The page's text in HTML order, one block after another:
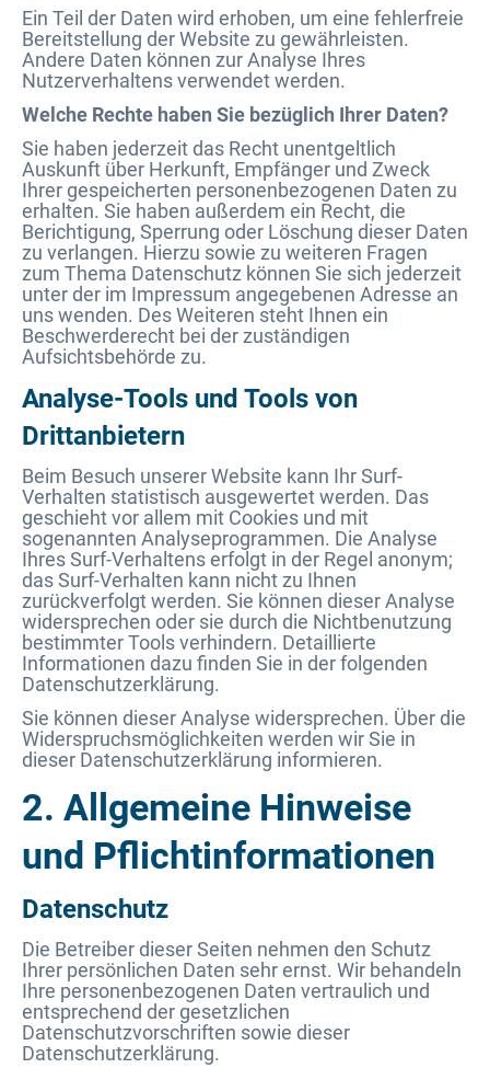
Ein Teil der Daten wird erhoben, um eine fehlerfreie
Bereitstellung der Website zu gewährleisten.
Andere Daten können zur Analyse Ihres
Nutzerverhaltens verwendet werden.
Welche Rechte haben Sie bezüglich Ihrer Daten?
Sie haben jederzeit das Recht unentgeltlich
Auskunft über Herkunft, Empfänger und Zweck
Ihrer gespeicherten personenbezogenen Daten zu
erhalten. Sie haben außerdem ein Recht, die
Berichtigung, Sperrung oder Löschung dieser Daten
zu verlangen. Hierzu sowie zu weiteren Fragen
zum Thema Datenschutz können Sie sich jederzeit
unter der im Impressum angegebenen Adresse an
uns wenden. Des Weiteren steht Ihnen ein
Beschwerderecht bei der zuständigen
Aufsichtsbehörde zu.
Analyse-Tools und Tools von
Drittanbietern
Beim Besuch unserer Website kann Ihr Surf-
Verhalten statistisch ausgewertet werden. Das
geschieht vor allem mit Cookies und mit
sogenannten Analyseprogrammen. Die Analyse
Ihres Surf-Verhaltens erfolgt in der Regel anonym;
das Surf-Verhalten kann nicht zu Ihnen
zurückverfolgt werden. Sie können dieser Analyse
widersprechen oder sie durch die Nichtbenutzung
bestimmter Tools verhindern. Detaillierte
Informationen dazu finden Sie in der folgenden
Datenschutzerklärung.
Sie können dieser Analyse widersprechen. Über die
Widerspruchsmöglichkeiten werden wir Sie in
dieser Datenschutzerklärung informieren.
2. Allgemeine Hinweise
und Pflichtinformationen
Datenschutz
Die Betreiber dieser Seiten nehmen den Schutz
Ihrer persönlichen Daten sehr ernst. Wir behandeln
Ihre personenbezogenen Daten vertraulich und
entsprechend der gesetzlichen
Datenschutzvorschriften sowie dieser
Datenschutzerklärung.